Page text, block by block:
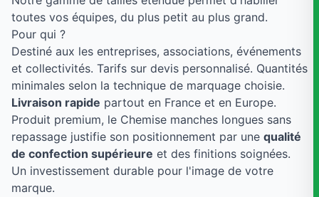
toutes vos équipes, du plus petit au plus grand.
Pour qui ?
Destiné aux les entreprises, associations, événements
et collectivités. Tarifs sur devis personnalisé. Quantités
minimales selon la technique de marquage choisie.
Livraison rapide partout en France et en Europe.
Produit premium, le Chemise manches longues sans
repassage justifie son positionnement par une qualité
de confection supérieure et des finitions soignées.
Un investissement durable pour l'image de votre
marque.